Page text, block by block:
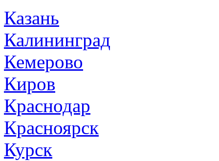
Казань
Калининград
Кемерово
Киров
Краснодар
Красноярск
Курск